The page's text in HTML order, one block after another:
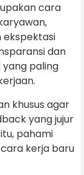
cara
ekspektasi
dan
paling
khusus agar
yang jujur
pahami
kerja baru